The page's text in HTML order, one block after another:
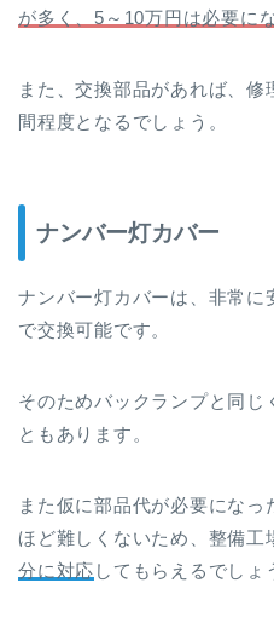
が多く、5～10万円は必要に
また、交換部品があれば、
間程度となるでしょう。
ナンバー灯カバー
ナンバー灯カバーは、非常に
で交換可能です。
そのためバックランプと同じ
ともあります。
また仮に部品代が必要にな
ほど難しくないため、整備工
分に対応 してもらえるでしょ